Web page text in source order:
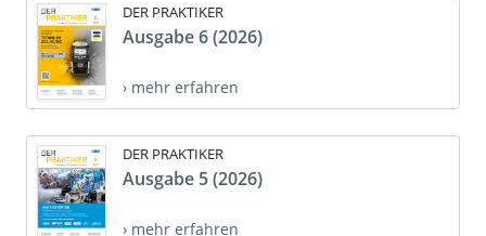
DER PRAKTIKER
Ausgabe 6 (2026)
› mehr erfahren
DER PRAKTIKER
Ausgabe 5 (2026)
› mehr erfahren